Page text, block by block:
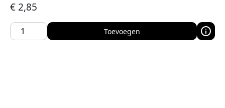
€ 2,85
Toevoegen